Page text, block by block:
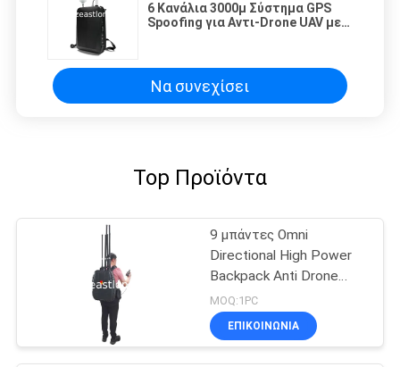
6 Κανάλια 3000μ Σύστημα GPS
Spoofing για Αντι-Drone UAV με
Να συνεχίσει
Top Προϊόντα
9 μπάντες Omni
Directional High Power
Backpack Anti Drone
UAV Jammer με
καλωδιακό
τηλεχειριστήριο
MOQ:1PC
ΕΠΙΚΟΙΝΩΝΊΑ